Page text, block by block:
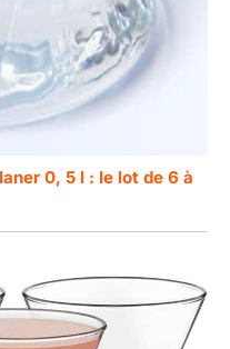
0, 5 l : le lot de 6 à